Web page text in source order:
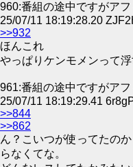
960:番組の途中ですがア
25/07/11 18:19:28.20
>>932
ほんこれ
やっぱりケンモメンって
961:番組の途中ですがア
25/07/11 18:19:29.41
>>844
>>862
ん？こいつが使ってたの
らなくてな。